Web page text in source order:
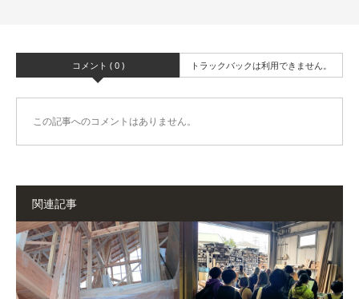
コメント ( 0 ) トラックバックは利用できません。
この記事へのコメントはありません。
関連記事